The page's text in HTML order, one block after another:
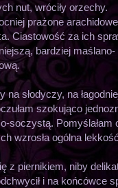
nut, wróciły orzechy.
prażone
Ciastowość za ich
bardziej maślano-
na słodyczy, na
szokująco
soczystą.
wzrosła ogólna
z piernikiem, niby
i na końcówce